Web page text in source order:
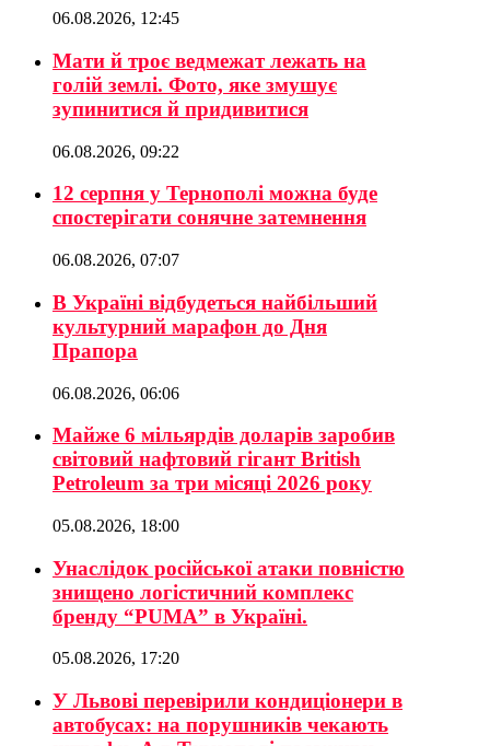
06.08.2026, 12:45
Мати й троє ведмежат лежать на
голій землі. Фото, яке змушує
зупинитися й придивитися
06.08.2026, 09:22
12 серпня у Тернополі можна буде
спостерігати сонячне затемнення
06.08.2026, 07:07
В Україні відбудеться найбільший
культурний марафон до Дня
Прапора
06.08.2026, 06:06
Майже 6 мільярдів доларів заробив
світовий нафтовий гігант British
Petroleum за три місяці 2026 року
05.08.2026, 18:00
Унаслідок російської атаки повністю
знищено логістичний комплекс
бренду “PUMA” в Україні.
05.08.2026, 17:20
У Львові перевірили кондиціонери в
автобусах: на порушників чекають